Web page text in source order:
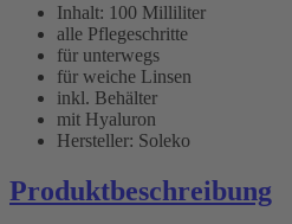
Inhalt: 100 Milliliter
alle Pflegeschritte
für unterwegs
für weiche Linsen
inkl. Behälter
mit Hyaluron
Hersteller: Soleko
Produktbeschreibung